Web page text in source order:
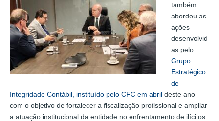
também
abordou as
ações
desenvolvid
as pelo
Grupo
Estratégico
de
Integridade Contábil, instituído pelo CFC em abril deste ano
com o objetivo de fortalecer a fiscalização profissional e ampliar
a atuação institucional da entidade no enfrentamento de ilícitos